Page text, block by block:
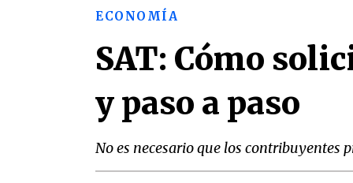
ECONOMÍA
SAT: Cómo
y paso a paso
No es necesario que los contribuyentes